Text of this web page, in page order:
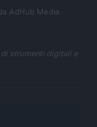
AdHub Media
strumenti digitali e